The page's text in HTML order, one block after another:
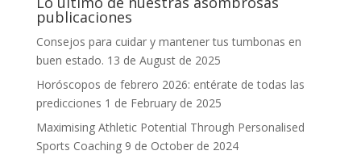
publicaciones
Consejos para cuidar y mantener tus tumbonas en
buen estado. 13 de August de 2025
Horóscopos de febrero 2026: entérate de todas las
predicciones 1 de February de 2025
Maximising Athletic Potential Through Personalised
Sports Coaching 9 de October de 2024